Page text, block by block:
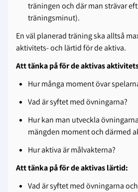
träningen och där man strävar
träningsminut).
En väl planerad träning ska alltså
aktivitets- och lärtid för de aktiva.
Att tänka på för de aktivas
Hur många moment övar
Vad är syftet med övningarna?
Hur kan man utveckla
mängden moment och därmed
Hur aktiva är målvakterna?
Att tänka på för de aktivas lärtid:
Vad är syftet med övningarna